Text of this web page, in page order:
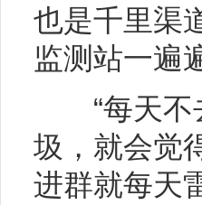
也是千里渠
监测站一遍
“每天不
圾，就会觉
进群就每天